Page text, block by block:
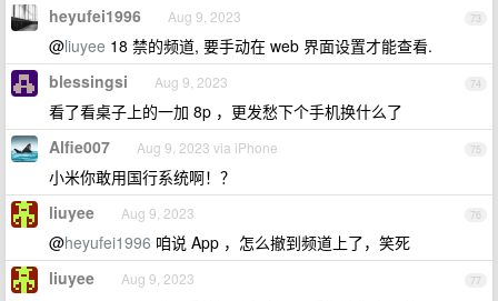
73
heyufei1996 Aug 9, 2023
@liuyee 18 禁的频道, 要手动在 web 界面设置才能查看.
74
blessingsi Aug 9, 2023
看了看桌子上的一加 8p ，更发愁下个手机换什么了
75
Alfie007 Aug 9, 2023 via iPhone
小米你敢用国行系统啊！？
76
liuyee Aug 9, 2023
@heyufei1996 咱说 App ，怎么撤到频道上了，笑死
77
liuyee Aug 9, 2023